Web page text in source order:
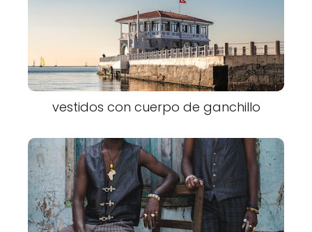
vestidos con cuerpo de ganchillo